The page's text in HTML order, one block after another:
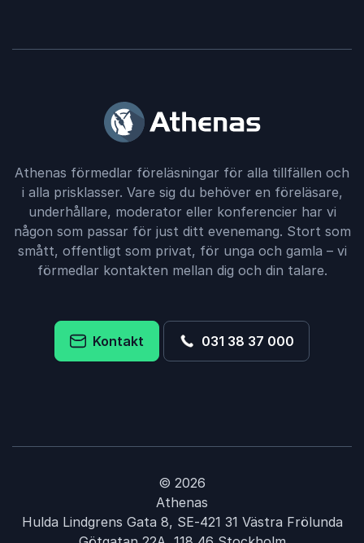
Athenas förmedlar föreläsningar för alla tillfällen och
i alla prisklasser. Vare sig du behöver en föreläsare,
underhållare, moderator eller konferencier har vi
någon som passar för just ditt evenemang. Stort som
smått, offentligt som privat, för unga och gamla – vi
förmedlar kontakten mellan dig och din talare.
Kontakt 031 38 37 000
© 2026
Athenas
Hulda Lindgrens Gata 8, SE-421 31 Västra Frölunda